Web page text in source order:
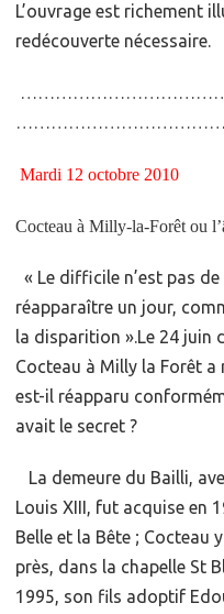
L’ouvrage est richement
redécouverte nécessaire.
Mardi 12 octobre 2010
Cocteau à Milly-la-Forêt ou
« Le difficile n’est pas
réapparaître un jour,
la disparition ».Le 24 juin
Cocteau à Milly la Forêt a
est-il réapparu
avait le secret ?
La demeure du Bailli,
Louis XIII, fut acquise en
Belle et la Bête ; Cocteau
près, dans la chapelle St
1995, son fils adoptif